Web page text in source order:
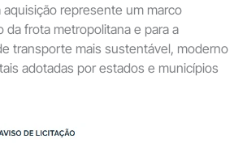
represente um marco
da frota metropolitana e para a
transporte mais sustentável, moderno
adotadas por estados e municípios